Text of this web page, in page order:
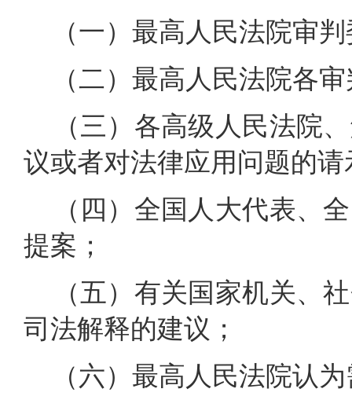
（一）最高人民法院审判
（二）最高人民法院各审
（三）各高级人民法院
议或者对法律应用问题的请
（四）全国人大代表、
提案；
（五）有关国家机关、
司法解释的建议；
（六）最高人民法院认为